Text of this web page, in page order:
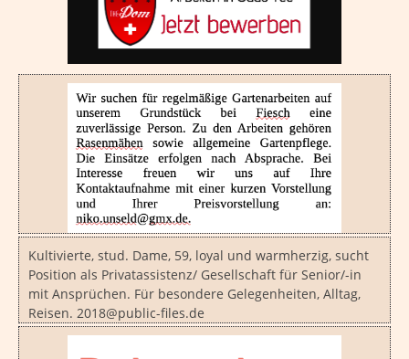
Kultivierte, stud. Dame, 59, loyal und warmherzig, sucht
Position als Privatassistenz/ Gesellschaft für Senior/-in
mit Ansprüchen. Für besondere Gelegenheiten, Alltag,
Reisen. 2018@public-files.de